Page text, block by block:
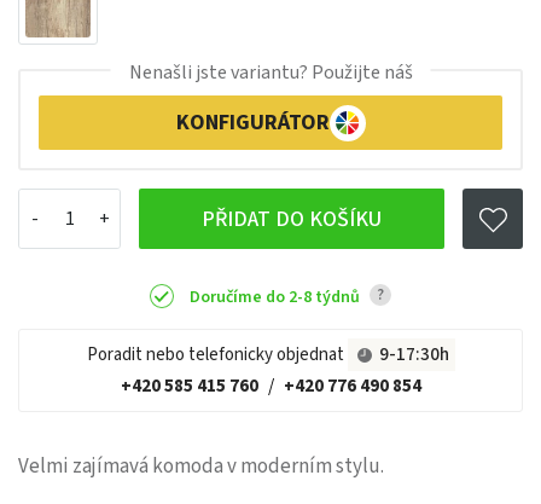
PŘIDAT DO KOŠÍKU
Nenašli jste variantu? Použijte náš
KONFIGURÁTOR
Doručíme do 2-8 týdnů ?
Poradit nebo telefonicky objednat
9-17:30h
+420 585 415 760 / +420 776 490 854
Velmi zajímavá komoda v moderním stylu.